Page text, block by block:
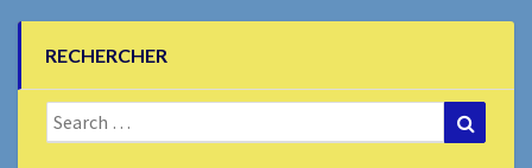
RECHERCHER
Search
for: